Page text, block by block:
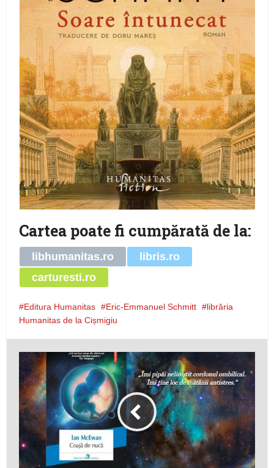
Cartea poate fi cumpărată de la:
libhumanitas.ro
libris.ro
carturesti.ro
Editura Humanitas Eric-Emmanuel Schmitt
librăria
Humanitas de la Cișmigiu